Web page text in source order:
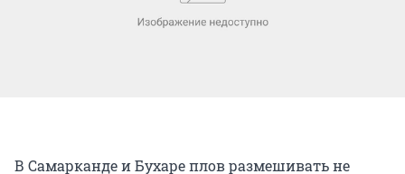
В Самарканде и Бухаре плов размешивать не